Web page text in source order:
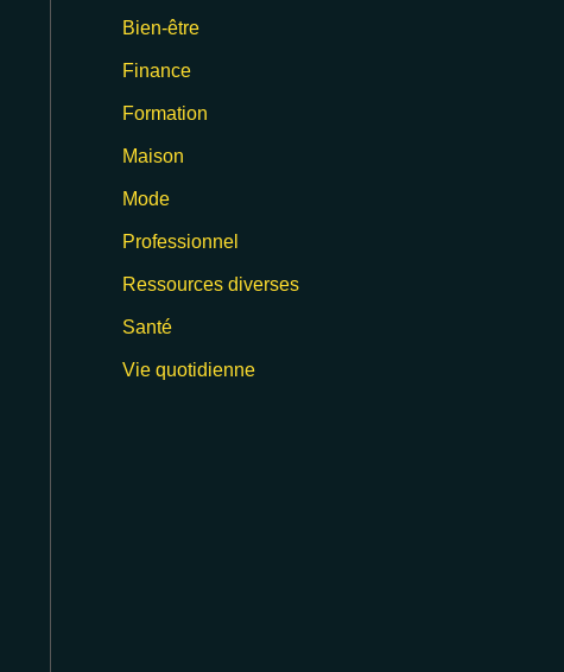
Bien-être
Finance
Formation
Maison
Mode
Professionnel
Ressources diverses
Santé
Vie quotidienne